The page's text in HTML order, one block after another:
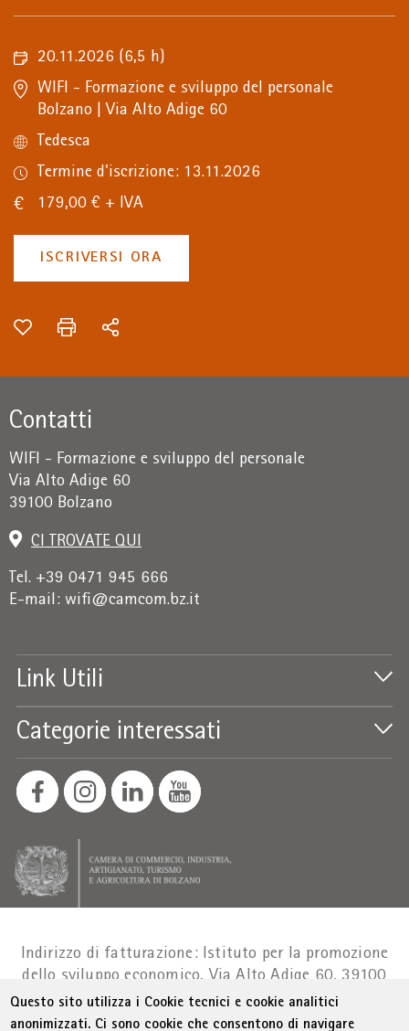
20.11.2026 (6,5 h)
WIFI - Formazione e sviluppo del personale
Bolzano | Via Alto Adige 60
Tedesca
Termine d'iscrizione: 13.11.2026
179,00 € + IVA
ISCRIVERSI ORA
Contatti
WIFI - Formazione e sviluppo del personale
Via Alto Adige 60
39100 Bolzano
CI TROVATE QUI
Tel. +39 0471 945 666
E-mail: wifi@camcom.bz.it
Link Utili
Categorie interessati
Indirizzo di fatturazione: Istituto per la promozione
dello sviluppo economico, Via Alto Adige 60, 39100
BolzanoPart. IVA 01716880214|administration-
as@bz.legalmail.camcom.it
Questo sito utilizza i Cookie tecnici e cookie analitici
anonimizzati. Ci sono cookie che consentono di navigare